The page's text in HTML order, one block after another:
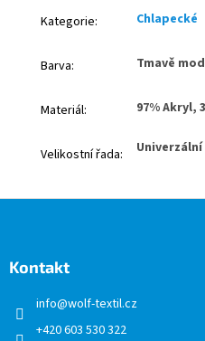
Kategorie: Chlapecké
Barva: Tmavě
Materiál: 97% Akryl,
Velikostní řada:
Kontakt
info@wolf-textil.cz
+420 603 530 322